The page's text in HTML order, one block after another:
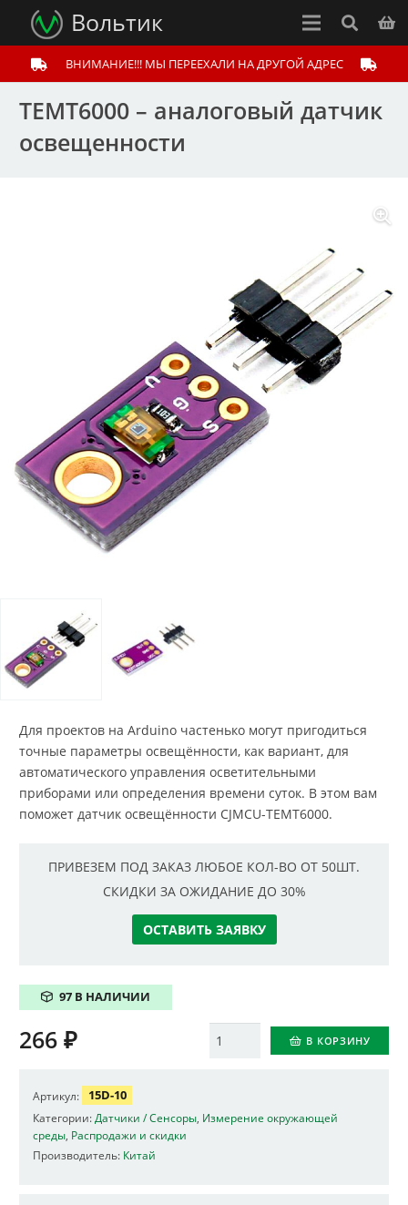
Вольтик
ВНИМАНИЕ!!! МЫ ПЕРЕЕХАЛИ НА ДРУГОЙ АДРЕС
TEMT6000 – аналоговый датчик
освещенности
Для проектов на Arduino частенько могут пригодиться
точные параметры освещённости, как вариант, для
автоматического управления осветительными
приборами или определения времени суток. В этом вам
поможет датчик освещённости CJMCU-TEMT6000.
ПРИВЕЗЕМ ПОД ЗАКАЗ ЛЮБОЕ КОЛ-ВО ОТ 50ШТ.
СКИДКИ ЗА ОЖИДАНИЕ ДО 30%
ОСТАВИТЬ ЗАЯВКУ
97 В НАЛИЧИИ
Количество В КОРЗИНУ
266 ₽
Артикул: 15D-10
Категории: Датчики / Сенсоры Измерение окружающей
среды Распродажи и скидки
Производитель: Китай